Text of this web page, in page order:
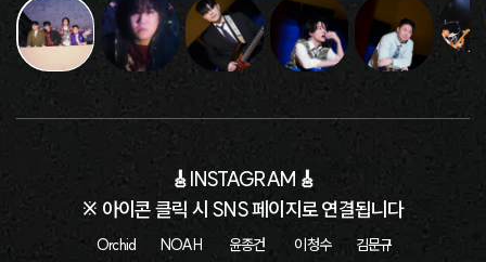
🎸INSTAGRAM🎸
※ 아이콘 클릭 시 SNS 페이지로 연결됩니다
Orchid          NOAH           윤종건            이청수          김문규